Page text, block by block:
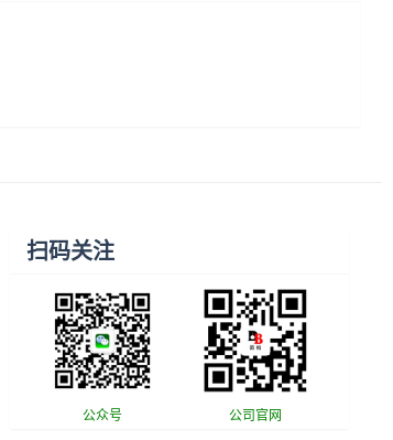
扫码关注
公众号 公司官网